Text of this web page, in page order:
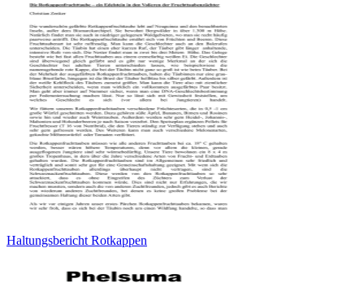
Haltungsbericht Rotkappen